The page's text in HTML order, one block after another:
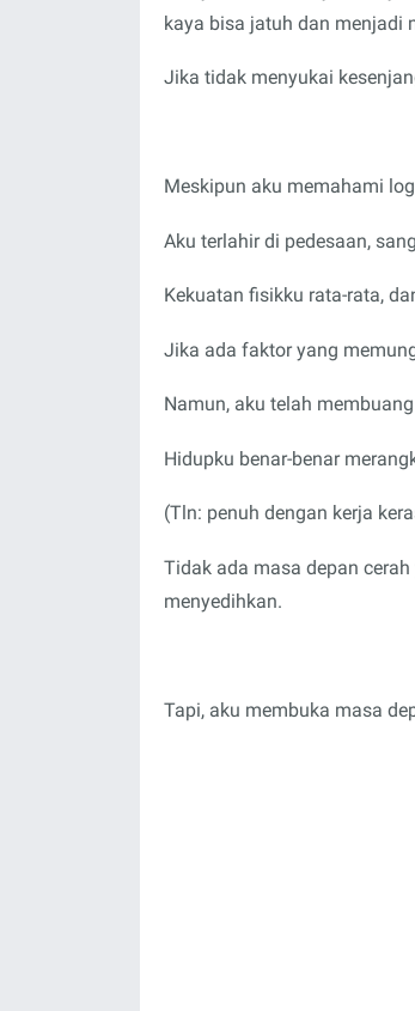
kaya bisa jatuh dan menjadi
Jika tidak menyukai
Meskipun aku memahami
Aku terlahir di pedesaan,
Kekuatan fisikku rata-rata,
Jika ada faktor yang
Namun, aku telah
Hidupku benar-benar
(Tln: penuh dengan kerja
Tidak ada masa depan
menyedihkan.
Tapi, aku membuka masa